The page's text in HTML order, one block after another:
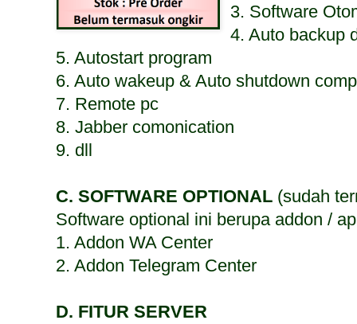
3. Software
4. Auto backup
5. Autostart program
6. Auto wakeup & Auto shutdown
7. Remote pc
8. Jabber comonication
9. dll
C. SOFTWARE OPTIONAL (sudah
Software optional ini berupa addon /
1. Addon WA Center
2. Addon Telegram Center
D. FITUR SERVER